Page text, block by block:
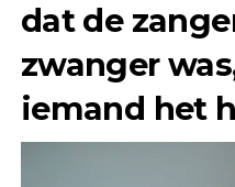
dat de
zwanger
iemand het